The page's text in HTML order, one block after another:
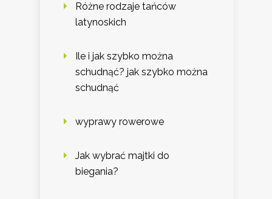
Różne rodzaje tańców
latynoskich
Ile i jak szybko można
schudnąć? jak szybko można
schudnąć
wyprawy rowerowe
Jak wybrać majtki do
biegania?